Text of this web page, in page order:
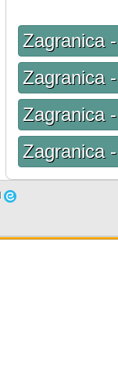
Zagranica
Zagranica
Zagranica
Zagranica